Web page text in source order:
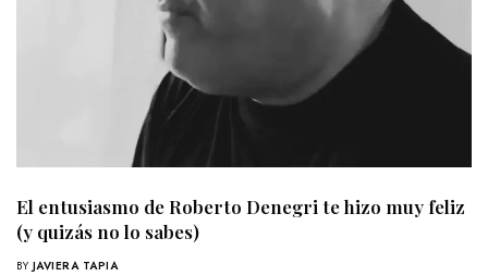
El entusiasmo de Roberto Denegri te hizo muy feliz
(y quizás no lo sabes)
BY JAVIERA TAPIA